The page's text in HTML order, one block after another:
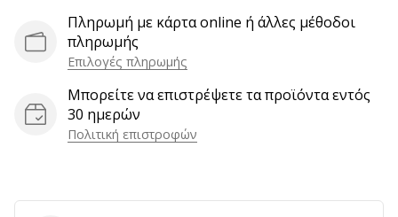
χάντμπολ
όπως
εμείς;
πρεσβευτής/
πρέσβειρα
της
μάρκας
Πληρωμή με κάρτα online ή άλλες μέθοδοι
πληρωμής
Επιλογές πληρωμής
Μπορείτε να επιστρέψετε τα προϊόντα εντός
30 ημερών
Πολιτική επιστροφών